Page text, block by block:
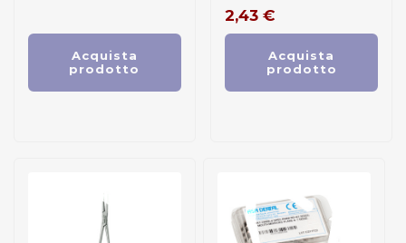
Acquista
prodotto
2,43 €
Acquista
prodotto